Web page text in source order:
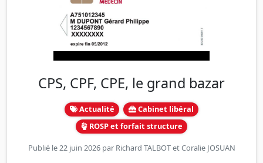
CPS, CPF, CPE, le grand bazar
Actualité
Cabinet libéral
ROSP et forfait structure
Publié le 22 juin 2026 par Richard TALBOTetCoralie JOSUAN